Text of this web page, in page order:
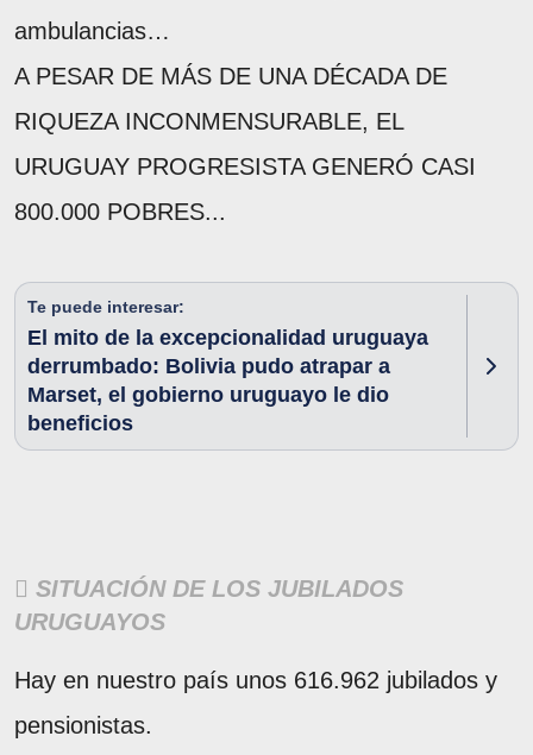
ambulancias…
A PESAR DE MÁS DE UNA DÉCADA DE
RIQUEZA INCONMENSURABLE, EL
URUGUAY PROGRESISTA GENERÓ CASI
800.000 POBRES...
Te puede interesar:
El mito de la excepcionalidad uruguaya
derrumbado: Bolivia pudo atrapar a
Marset, el gobierno uruguayo le dio
beneficios
 SITUACIÓN DE LOS JUBILADOS
URUGUAYOS
Hay en nuestro país unos 616.962 jubilados y
pensionistas.